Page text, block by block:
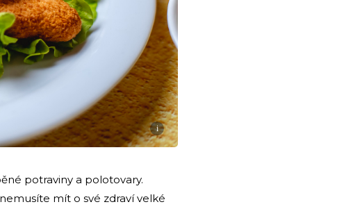
i
potraviny a polotovary.
mít o své zdraví velké